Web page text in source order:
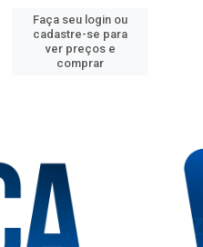
Faça seu login ou
cadastre-se para
ver preços e
comprar